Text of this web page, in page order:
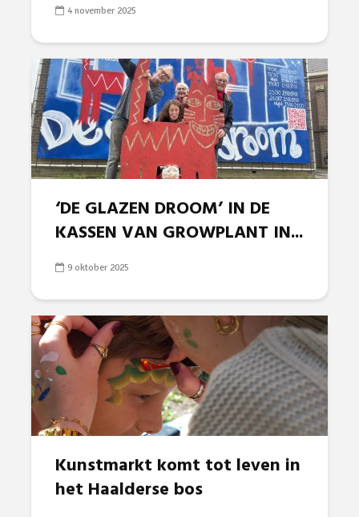
4 november 2025
‘DE GLAZEN DROOM’ IN DE
KASSEN VAN GROWPLANT IN...
9 oktober 2025
Kunstmarkt komt tot leven in
het Haalderse bos